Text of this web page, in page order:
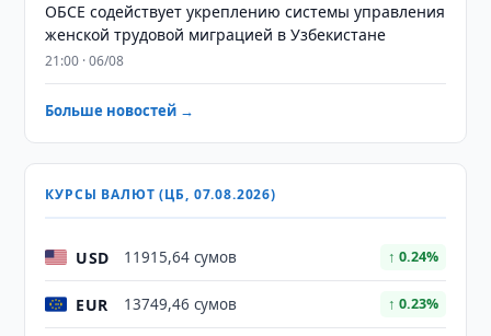
ОБСЕ содействует укреплению системы управления
женской трудовой миграцией в Узбекистане
21:00 · 06/08
Больше новостей →
КУРСЫ ВАЛЮТ (ЦБ, 07.08.2026)
USD 11915,64 сумов ↑ 0.24%
EUR 13749,46 сумов ↑ 0.23%